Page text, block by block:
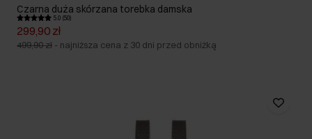
Czarna duża skórzana torebka damska
5.0 (50)
299,90 zł
499,90 zł - najniższa cena z 30 dni przed obniżką